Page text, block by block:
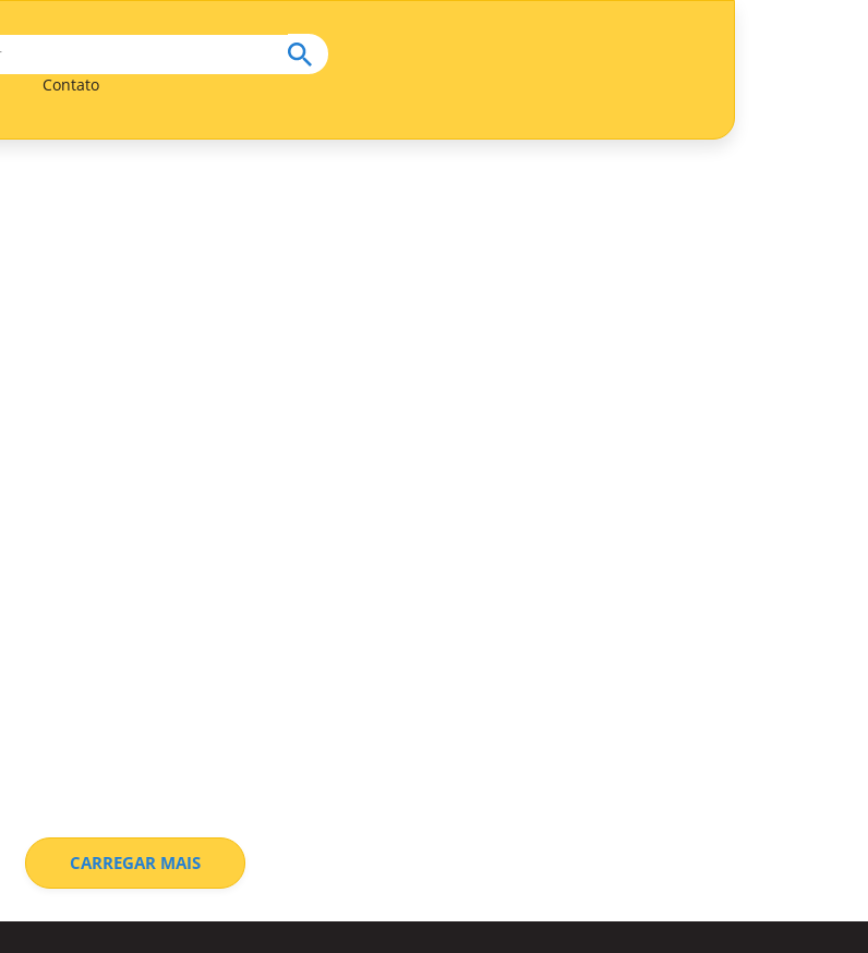
Contato
CARREGAR MAIS